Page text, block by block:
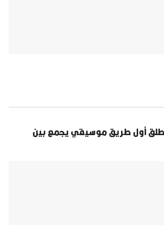
أول طريق موسيقي يجمع بين